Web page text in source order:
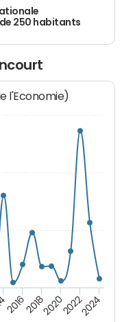
250 habitants
l'Economie)
20162018202020222024